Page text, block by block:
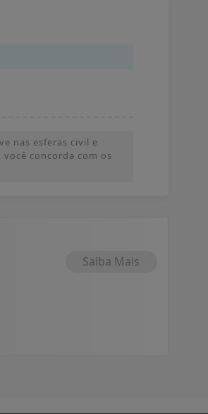
nas esferas civil e
concorda com os
Saiba Mais